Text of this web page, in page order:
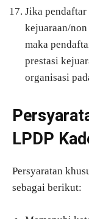
Jika
kejuaraan/non
maka
prestasi
organisasi
LPDP
Persyaratan
sebagai berikut: